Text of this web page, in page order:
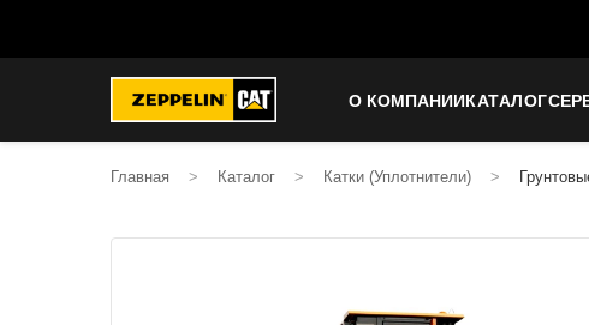
О КОМПАНИИКАТАЛОГ
Главная > Каталог > Катки (Уплотнители) >